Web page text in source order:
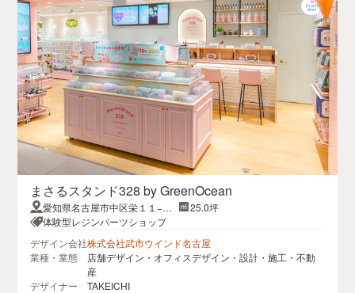
まさるスタンド328 by GreenOcean
愛知県名古屋市中区栄１１−１
栄３丁目 4番６号先
25.0坪
体験型レジンパーツショップ
デザイン会社株式会社武市ウインド名古屋
業種・業態
店舗デザイン・オフィスデザイン・設計・施工・不動
産
デザイナー
TAKEICHI